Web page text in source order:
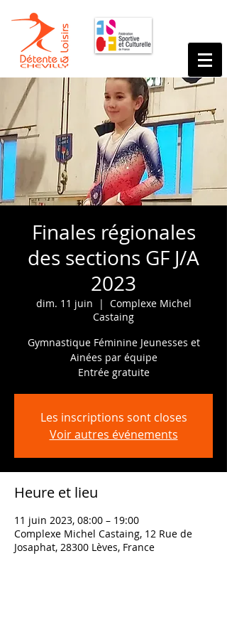
Finales régionales
des sections GF J/A
2023
dim. 11 juin
  |
Complexe Michel
Castaing
Gymnastique Féminine Jeunesses et
Ainées par équipe
Entrée gratuite
Les inscriptions sont closes
Voir autres événements
Heure et lieu
11 juin 2023, 08:00 – 19:00
Complexe Michel Castaing, 12 Rue de
Josaphat, 28300 Lèves, France